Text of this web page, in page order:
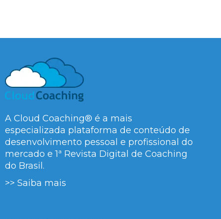
A Cloud Coaching® é a mais
especializada plataforma de conteúdo de
desenvolvimento pessoal e profissional do
mercado e 1ª Revista Digital de Coaching
do Brasil.
>> Saiba mais